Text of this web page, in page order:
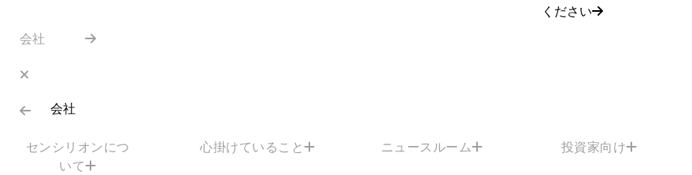
ください
会社
会社
センシリオンにつ
いて
心掛けていること ニュースルーム 投資家向け